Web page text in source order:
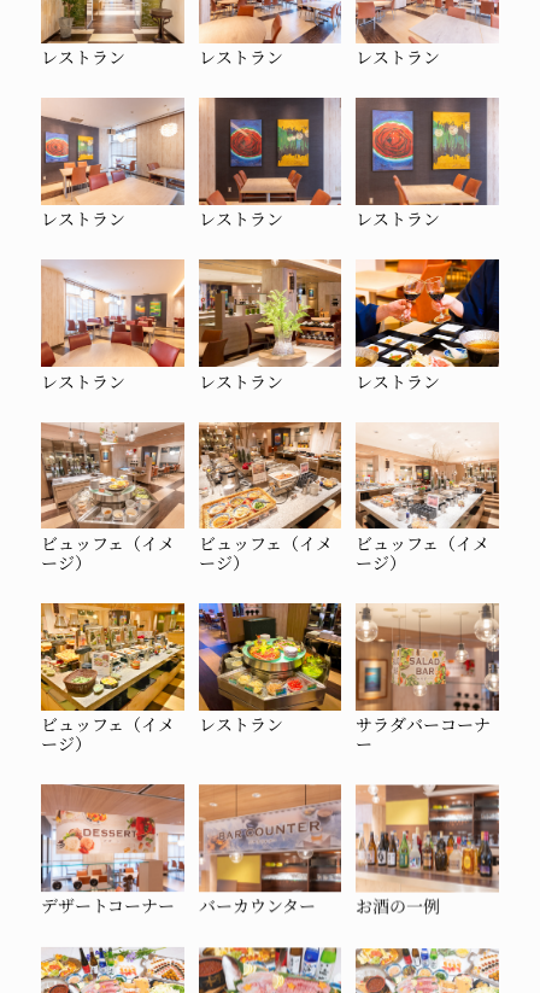
レストラン レストラン レストラン
レストラン レストラン レストラン
レストラン レストラン レストラン
ビュッフェ（イメ
ージ）
ビュッフェ（イメ
ージ）
ビュッフェ（イメ
ージ）
ビュッフェ（イメ
ージ）
レストラン
サラダバーコーナ
ー
デザートコーナー バーカウンター お酒の一例